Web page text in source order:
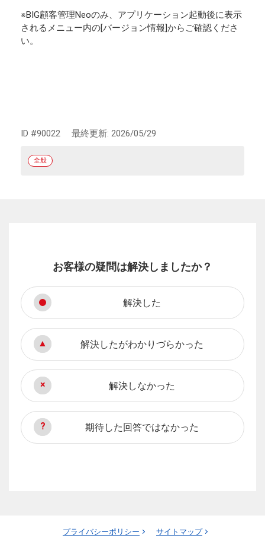
※BIG顧客管理Neoのみ、アプリケーション起動後に表示
されるメニュー内の[バージョン情報]からご確認くださ
い。
ID #90022 最終更新: 2026/05/29
全般
お客様の疑問は解決しましたか？
解決した
解決したがわかりづらかった
解決しなかった
期待した回答ではなかった
プライバシーポリシー サイトマップ